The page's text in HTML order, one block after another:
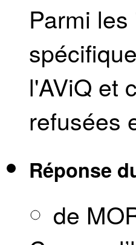
Parmi
l'AViQ et
refusées
Réponse
de